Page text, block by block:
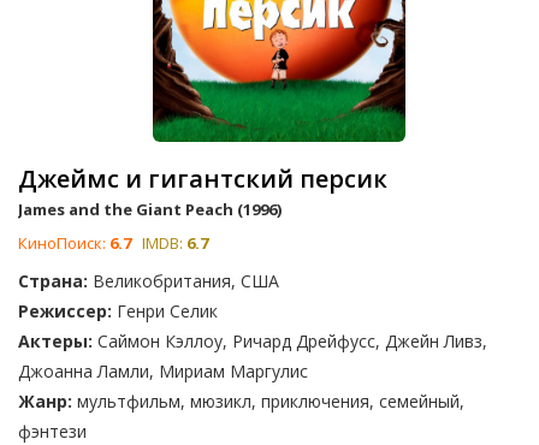
Джеймс и гигантский персик
James and the Giant Peach (1996)
КиноПоиск: 6.7 IMDB: 6.7
Страна: Великобритания, США
Режиссер: Генри Селик
Актеры: Саймон Кэллоу, Ричард Дрейфусс, Джейн Ливз,
Джоанна Ламли, Мириам Маргулис
Жанр: мультфильм, мюзикл, приключения, семейный,
фэнтези